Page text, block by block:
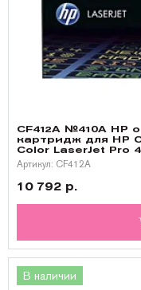
CF412A №410A HP
картридж для HP
Color LaserJet Pro
Артикул: CF412A
10 792 р.
В наличии